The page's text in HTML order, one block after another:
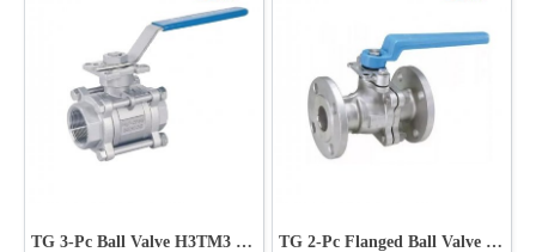
TG 3-Pc Ball Valve H3TM3 1000WOG TG 2-Pc Flanged Ball Valve 10K